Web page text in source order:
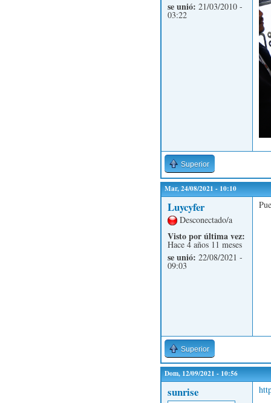
se unió: 21/03/2010 -
03:22
Superior
Mar, 24/08/2021 - 10:10
Luycyfer
Desconectado/a
Visto por última vez:
Hace 4 años 11 meses
se unió: 22/08/2021 -
09:03
Superior
Dom, 12/09/2021 - 10:56
sunrise